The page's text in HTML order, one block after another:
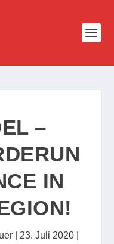
–
IN
23. Juli 2020